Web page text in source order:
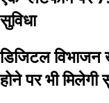
सुविधा
डिजिटल
होने पर भी मिलेगी